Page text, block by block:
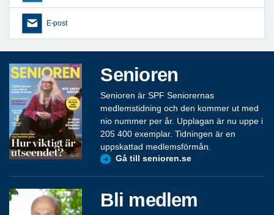
E-post
Senioren
Senioren är SPF Seniorernas
medlemstidning och den kommer ut med
nio nummer per år. Upplagan är nu uppe i
205 400 exemplar. Tidningen är en
uppskattad medlemsförmån.
Gå till senioren.se
Bli medlem